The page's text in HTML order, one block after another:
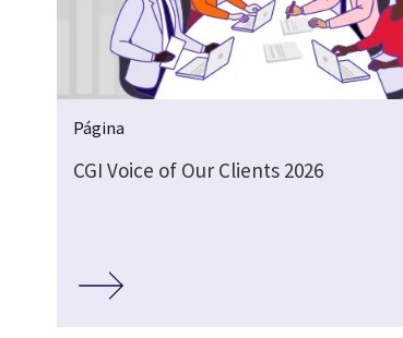
Página
CGI Voice of Our Clients 2026